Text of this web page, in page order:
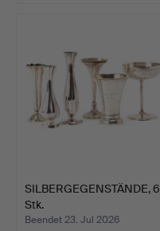
SILBERGEGENSTÄNDE, 6
Stk.
Beendet 23. Jul 2026